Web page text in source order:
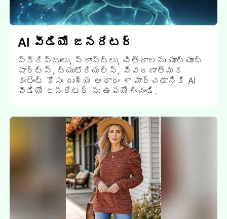
AI వీడియో జనరేటర్
స్క్రిప్టులు, ప్రాంప్ట్లు, చిత్రాలను యూట్యూబ్
షార్ట్స్, ట్యుటోరియల్స్, వివరణాత్మక
కంటెంట్ కోసం దృశ్య ఆధారం గా మార్చడానికి AI
వీడియో జనరేటర్ ను ఉపయోగించండి.